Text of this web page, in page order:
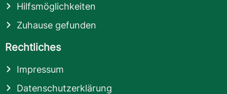
Hilfsmöglichkeiten
Zuhause gefunden
Rechtliches
Impressum
Datenschutzerklärung